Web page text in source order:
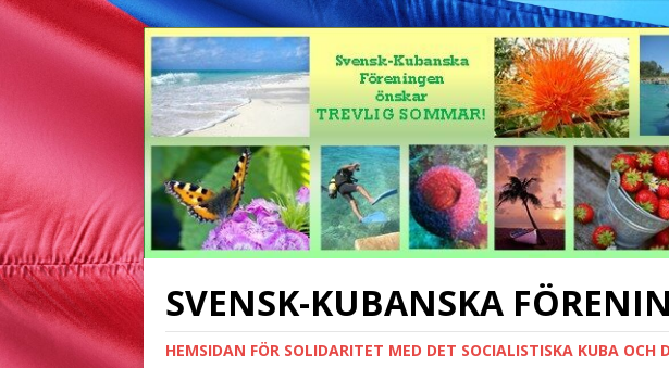
SVENSK-KUBANSKA
HEMSIDAN FÖR SOLIDARITET MED DET SOCIALISTISKA KUBA OCH